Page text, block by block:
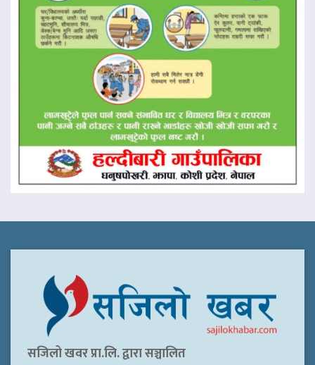
सजिलो खवर प्रा.लि. द्वारा सञ्चालित